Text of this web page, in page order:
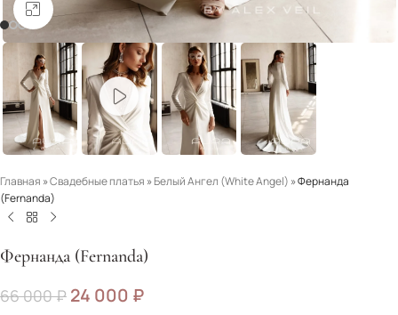
Увеличить
Главная »Свадебные платья »Белый Ангел (White Angel) »Фернанда
(Fernanda)
Фернанда (Fernanda)
66 000₽ 24 000 ₽